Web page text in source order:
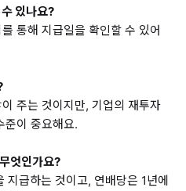
있나요?
통해 지급일을 확인할 수 있어
주는 것이지만, 기업의 재투자
준이 중요해요.
엇인가요?
급하는 것이고, 연배당은 1년에